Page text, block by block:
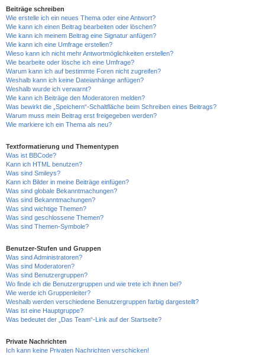
Beiträge schreiben
Wie erstelle ich ein neues Thema oder eine Antwort?
Wie kann ich einen Beitrag bearbeiten oder löschen?
Wie kann ich meinem Beitrag eine Signatur anfügen?
Wie kann ich eine Umfrage erstellen?
Wieso kann ich nicht mehr Antwortmöglichkeiten erstellen?
Wie bearbeite oder lösche ich eine Umfrage?
Warum kann ich auf bestimmte Foren nicht zugreifen?
Weshalb kann ich keine Dateianhänge anfügen?
Weshalb wurde ich verwarnt?
Wie kann ich Beiträge den Moderatoren melden?
Was bewirkt die „Speichern“-Schaltfläche beim Schreiben eines Beitrags?
Warum muss mein Beitrag erst freigegeben werden?
Wie markiere ich ein Thema als neu?
Textformatierung und Thementypen
Was ist BBCode?
Kann ich HTML benutzen?
Was sind Smileys?
Kann ich Bilder in meine Beiträge einfügen?
Was sind globale Bekanntmachungen?
Was sind Bekanntmachungen?
Was sind wichtige Themen?
Was sind geschlossene Themen?
Was sind Themen-Symbole?
Benutzer-Stufen und Gruppen
Was sind Administratoren?
Was sind Moderatoren?
Was sind Benutzergruppen?
Wo finde ich die Benutzergruppen und wie trete ich ihnen bei?
Wie werde ich Gruppenleiter?
Weshalb werden verschiedene Benutzergruppen farbig dargestellt?
Was ist eine Hauptgruppe?
Was bedeutet der „Das Team“-Link auf der Startseite?
Private Nachrichten
Ich kann keine Privaten Nachrichten verschicken!